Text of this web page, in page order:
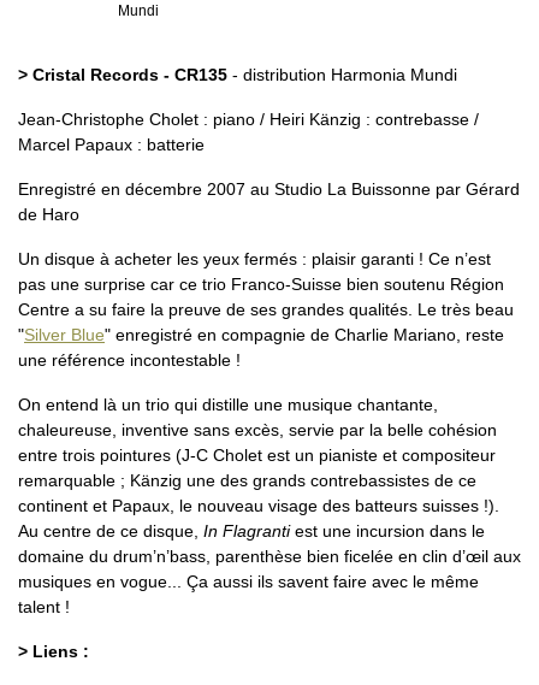
Mundi
> Cristal Records - CR135 - distribution Harmonia Mundi
Jean-Christophe Cholet : piano / Heiri Känzig : contrebasse /
Marcel Papaux : batterie
Enregistré en décembre 2007 au Studio La Buissonne par Gérard
de Haro
Un disque à acheter les yeux fermés : plaisir garanti ! Ce n’est
pas une surprise car ce trio Franco-Suisse bien soutenu Région
Centre a su faire la preuve de ses grandes qualités. Le très beau
"Silver Blue" enregistré en compagnie de Charlie Mariano, reste
une référence incontestable !
On entend là un trio qui distille une musique chantante,
chaleureuse, inventive sans excès, servie par la belle cohésion
entre trois pointures (J-C Cholet est un pianiste et compositeur
remarquable ; Känzig une des grands contrebassistes de ce
continent et Papaux, le nouveau visage des batteurs suisses !).
Au centre de ce disque, In Flagrantiest une incursion dans le
domaine du drum’n’bass, parenthèse bien ficelée en clin d’œil aux
musiques en vogue... Ça aussi ils savent faire avec le même
talent !
> Liens :